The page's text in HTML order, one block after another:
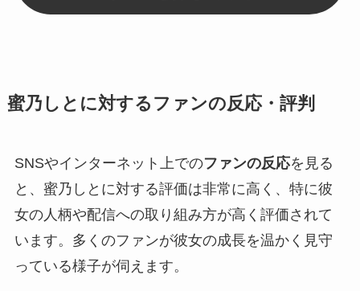
蜜乃しとに対するファンの反応・評判
SNSやインターネット上でのファンの反応を見る
と、蜜乃しとに対する評価は非常に高く、特に彼
女の人柄や配信への取り組み方が高く評価されて
います。多くのファンが彼女の成長を温かく見守
っている様子が伺えます。